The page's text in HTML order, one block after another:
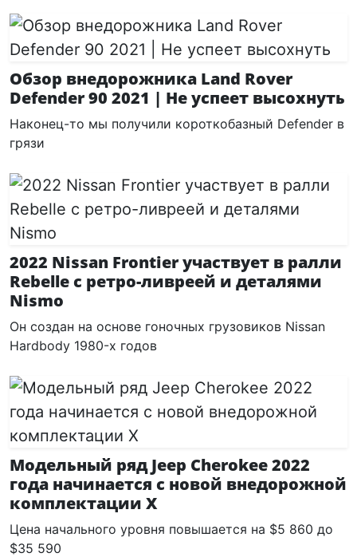
Обзор внедорожника Land Rover
Defender 90 2021 | Не успеет высохнуть
Наконец-то мы получили короткобазный Defender в
грязи
2022 Nissan Frontier участвует в ралли
Rebelle с ретро-ливреей и деталями
Nismo
Он создан на основе гоночных грузовиков Nissan
Hardbody 1980-х годов
Модельный ряд Jeep Cherokee 2022
года начинается с новой внедорожной
комплектации X
Цена начального уровня повышается на $5 860 до
$35 590